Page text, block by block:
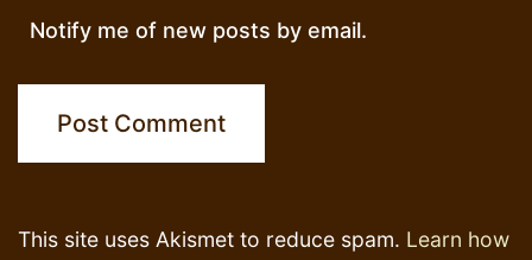
Notify me of new posts by email.
This site uses Akismet to reduce spam. Learn how